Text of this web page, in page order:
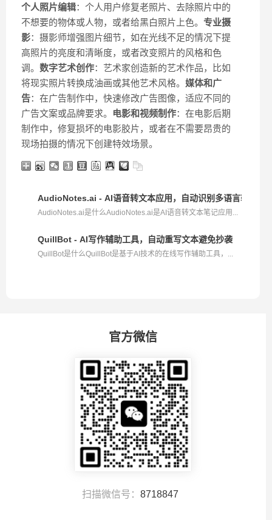
个人照片编辑：个人用户修复老照片、去除照片中的
不想要的物体或人物，或者给黑白照片上色。 专业摄
影：摄影师增强图片细节，如在光线不足的情况下提
高照片的亮度和清晰度，或者改变照片的风格和色
调。 数字艺术创作：艺术家创造新的艺术作品，比如
将现实照片转换成油画或其他艺术风格。 媒体和广
告：在广告制作中，快速修改广告图像，适应不同的
广告文案或品牌要求。
电影和视频制作：在电影后期
制作中，修复损坏的电影胶片，或者在不需要昂贵的
现场拍摄的情况下创建特效场景。
AudioNotes.ai - AI语音转文本应用，自动识别多语言转录整
AudioNotes.ai是什么AudioNotes.ai是AI语音转文本笔记应用...
QuillBot - AI写作辅助工具，自动重写文本避免抄袭
QuillBot是什么QuillBot是基于AI技术的在线写作辅助工具，...
官方微信
扫描微信号： 8718847